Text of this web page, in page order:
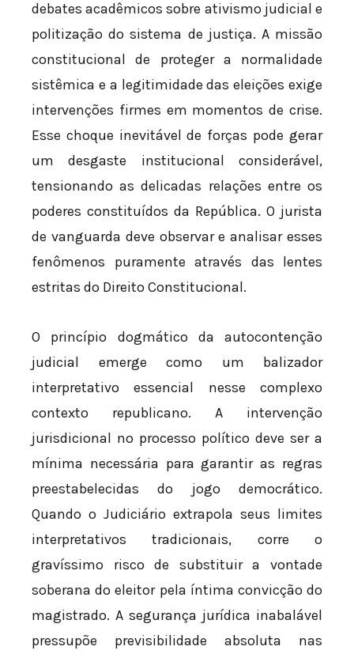
debates acadêmicos sobre ativismo judicial e
politização do sistema de justiça. A missão
constitucional de proteger a normalidade
sistêmica e a legitimidade das eleições exige
intervenções firmes em momentos de crise.
Esse choque inevitável de forças pode gerar
um desgaste institucional considerável,
tensionando as delicadas relações entre os
poderes constituídos da República. O jurista
de vanguarda deve observar e analisar esses
fenômenos puramente através das lentes
estritas do Direito Constitucional.
O princípio dogmático da autocontenção
judicial emerge como um balizador
interpretativo essencial nesse complexo
contexto republicano. A intervenção
jurisdicional no processo político deve ser a
mínima necessária para garantir as regras
preestabelecidas do jogo democrático.
Quando o Judiciário extrapola seus limites
interpretativos tradicionais, corre o
gravíssimo risco de substituir a vontade
soberana do eleitor pela íntima convicção do
magistrado. A segurança jurídica inabalável
pressupõe previsibilidade absoluta nas